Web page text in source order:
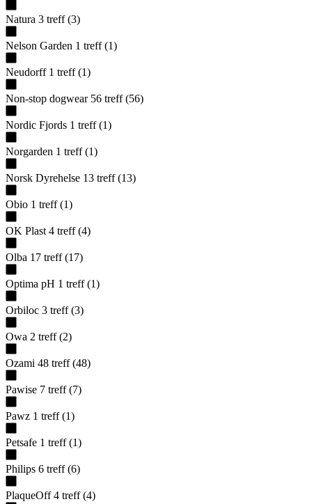
Natura 3 treff (3)
Nelson Garden 1 treff (1)
Neudorff 1 treff (1)
Non-stop dogwear 56 treff (56)
Nordic Fjords 1 treff (1)
Norgarden 1 treff (1)
Norsk Dyrehelse 13 treff (13)
Obio 1 treff (1)
OK Plast 4 treff (4)
Olba 17 treff (17)
Optima pH 1 treff (1)
Orbiloc 3 treff (3)
Owa 2 treff (2)
Ozami 48 treff (48)
Pawise 7 treff (7)
Pawz 1 treff (1)
Petsafe 1 treff (1)
Philips 6 treff (6)
PlaqueOff 4 treff (4)